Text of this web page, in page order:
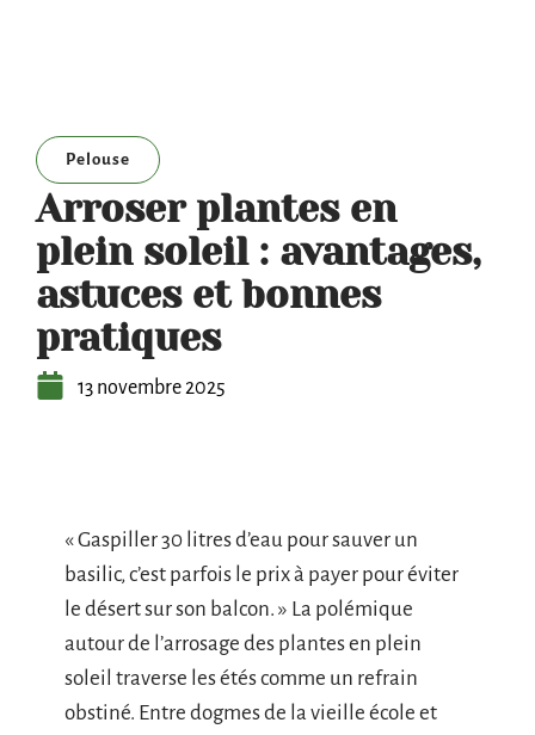
Pelouse
Arroser plantes en
plein soleil : avantages,
astuces et bonnes
pratiques
13 novembre 2025
« Gaspiller 30 litres d’eau pour sauver un
basilic, c’est parfois le prix à payer pour éviter
le désert sur son balcon. » La polémique
autour de l’arrosage des plantes en plein
soleil traverse les étés comme un refrain
obstiné. Entre dogmes de la vieille école et